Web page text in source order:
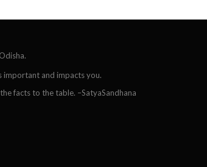
important and impacts you.
facts to the table. –SatyaSandhana